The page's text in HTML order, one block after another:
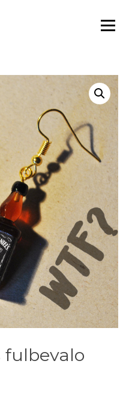
Menü
fulbevalo